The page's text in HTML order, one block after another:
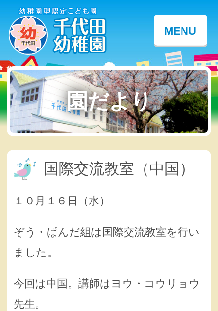
MENU
園だより
国際交流教室（中国）
１０月１６日（水）
ぞう・ぱんだ組は国際交流教室を行い
ました。
今回は中国。講師はヨウ・コウリョウ
先生。